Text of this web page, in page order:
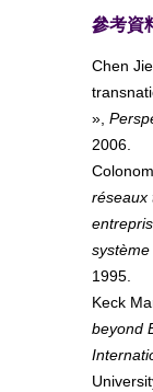
參考資
Chen
»,
2006.
réseaux
système
1995.
Keck
beyond